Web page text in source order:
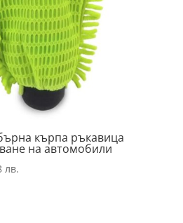
кърпа ръкавица
на автомобили
лв.